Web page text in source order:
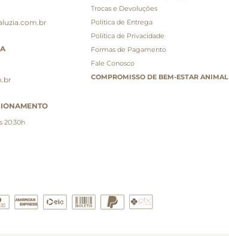
20:30h
Trocas e Devoluções
Politica de Entrega
Politica de Privacidade
Formas de Pagamento
Fale Conosco
COMPROMISSO DE BEM-ESTAR ANIMAL